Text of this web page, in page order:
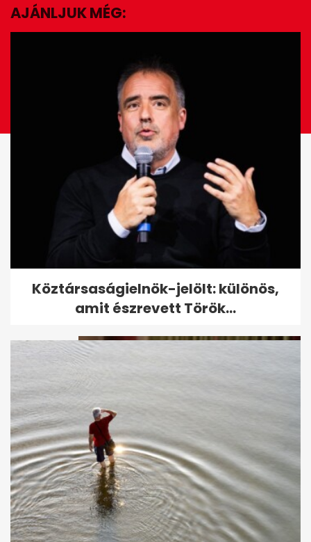
EZ IS ÉRDEKELHET
Újabb vármegyékben lett tilos
a tűzgyújtás
Böjte Csaba: A nagyvilág
AJÁNLJUK MÉG:
Köztársaságielnök-jelölt: különös,
amit észrevett Török...